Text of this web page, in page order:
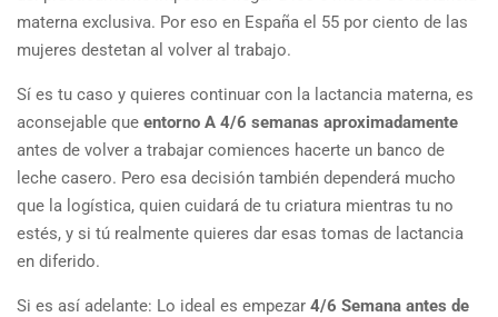
materna exclusiva. Por eso en España el 55 por ciento de las
mujeres destetan al volver al trabajo.
Sí es tu caso y quieres continuar con la lactancia materna, es
aconsejable que entorno A 4/6 semanas aproximadamente
antes de volver a trabajar comiences hacerte un banco de
leche casero. Pero esa decisión también dependerá mucho
que la logística, quien cuidará de tu criatura mientras tu no
estés, y si tú realmente quieres dar esas tomas de lactancia
en diferido.
Si es así adelante: Lo ideal es empezar 4/6 Semana antes de